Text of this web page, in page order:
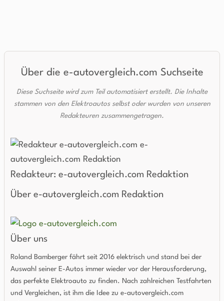
Über die e-autovergleich.com Suchseite
Diese Suchseite wird zum Teil automatisiert erstellt. Die Inhalte
stammen von den Elektroautos selbst oder wurden von unseren
Redakteuren zusammengetragen.
Redakteur: e-autovergleich.com Redaktion
Über e-autovergleich.com Redaktion
Über uns
Roland Bamberger fährt seit 2016 elektrisch und stand bei der
Auswahl seiner E-Autos immer wieder vor der Herausforderung,
das perfekte Elektroauto zu finden. Nach zahlreichen Testfahrten
und Vergleichen, ist ihm die Idee zu e-autovergleich.com